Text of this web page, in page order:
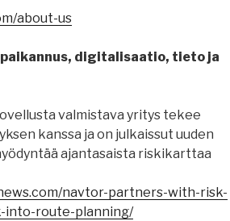
about-us
digitalisaatio, tieto ja
valmistava yritys tekee
kanssa ja on julkaissut uuden
ajantasaista riskikarttaa
navtor-partners-with-risk-
route-planning/